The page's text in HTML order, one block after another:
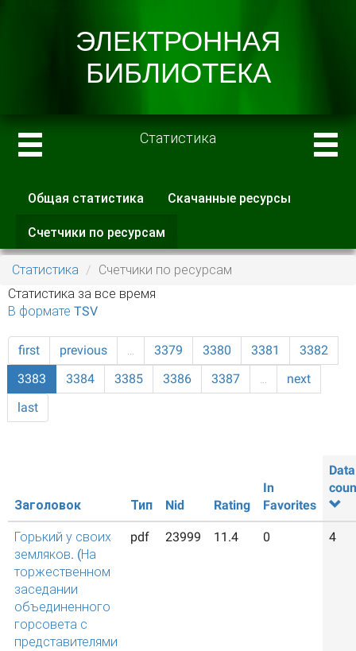
Статистика
Главные вкладки
Общая статистика Скачанные ресурсы
Счетчики по ресурсам
вкладка)
Статистика
Счетчики по ресурсам
Статистика за все время
В формате TSV
first previous … 3379 3380 3381
3382
3383
3384 3385 3386 3387 …
next
last
Заголовок Тип Nid Rating
In
Favorites
Data
Горький у своих
земляков. (На
торжественном
заседании
объединенного
горсовета с
представителями
pdf 23999 11.4 0 4